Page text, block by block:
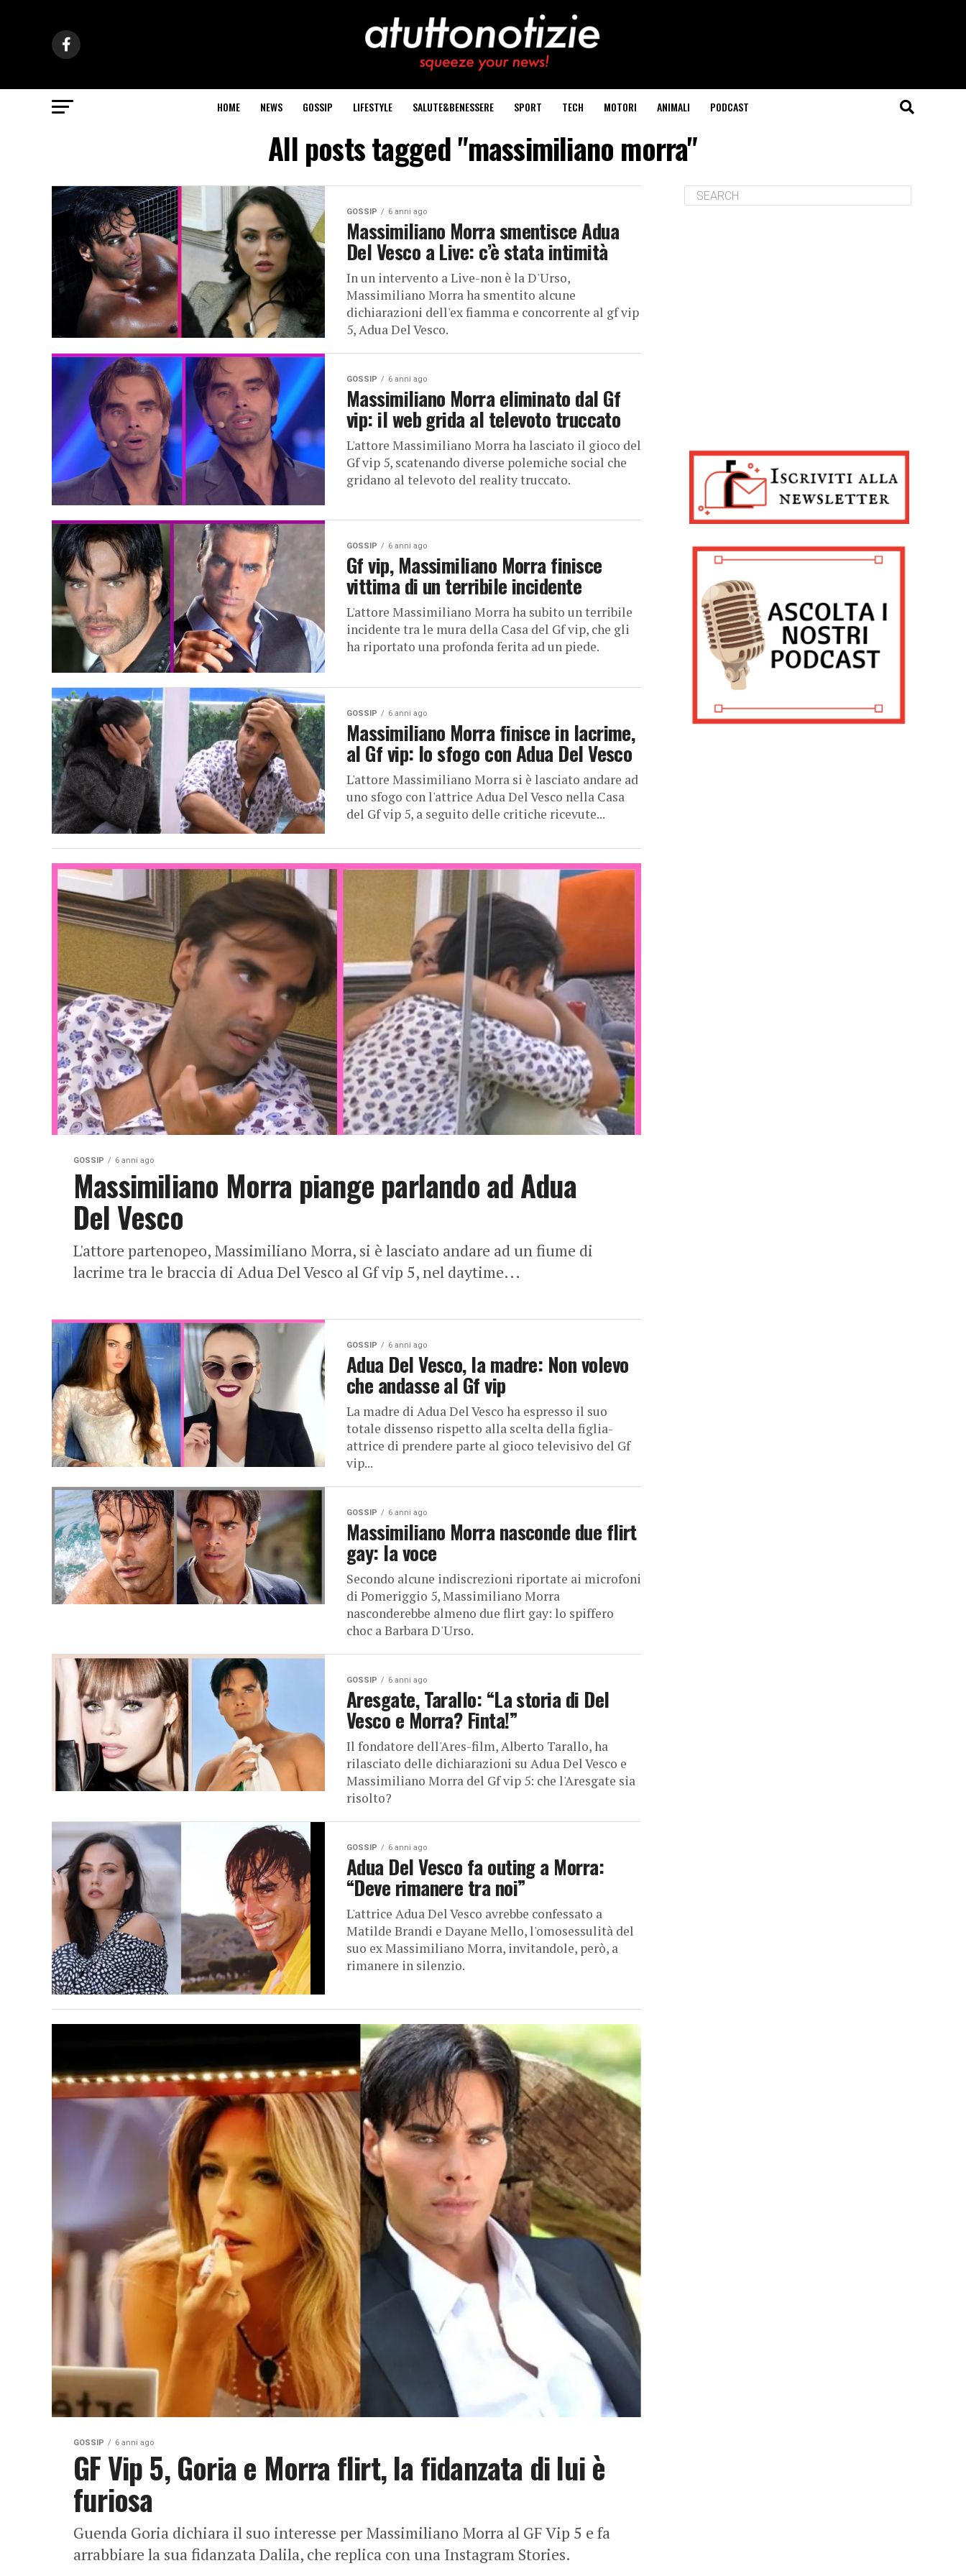
HOME NEWS GOSSIP LIFESTYLE SALUTE&BENESSERE SPORT TECH MOTORI ANIMALI PODCAST
All posts tagged "massimiliano morra"
GOSSIP 6 anni ago
Massimiliano Morra smentisce Adua
Del Vesco a Live: c’è stata intimità
In un intervento a Live-non è la D'Urso,
Massimiliano Morra ha smentito alcune
dichiarazioni dell'ex fiamma e concorrente al gf vip
5, Adua Del Vesco.
GOSSIP 6 anni ago
Massimiliano Morra eliminato dal Gf
vip: il web grida al televoto truccato
L'attore Massimiliano Morra ha lasciato il gioco del
Gf vip 5, scatenando diverse polemiche social che
gridano al televoto del reality truccato.
GOSSIP 6 anni ago
Gf vip, Massimiliano Morra finisce
vittima di un terribile incidente
L'attore Massimiliano Morra ha subito un terribile
incidente tra le mura della Casa del Gf vip, che gli
ha riportato una profonda ferita ad un piede.
GOSSIP 6 anni ago
Massimiliano Morra finisce in lacrime,
al Gf vip: lo sfogo con Adua Del Vesco
L'attore Massimiliano Morra si è lasciato andare ad
uno sfogo con l'attrice Adua Del Vesco nella Casa
del Gf vip 5, a seguito delle critiche ricevute...
GOSSIP 6 anni ago
Massimiliano Morra piange parlando ad Adua
Del Vesco
L'attore partenopeo, Massimiliano Morra, si è lasciato andare ad un fiume di
lacrime tra le braccia di Adua Del Vesco al Gf vip 5, nel daytime...
GOSSIP 6 anni ago
Adua Del Vesco, la madre: Non volevo
che andasse al Gf vip
La madre di Adua Del Vesco ha espresso il suo
totale dissenso rispetto alla scelta della figlia-
attrice di prendere parte al gioco televisivo del Gf
vip...
GOSSIP 6 anni ago
Massimiliano Morra nasconde due flirt
gay: la voce
Secondo alcune indiscrezioni riportate ai microfoni
di Pomeriggio 5, Massimiliano Morra
nasconderebbe almeno due flirt gay: lo spiffero
choc a Barbara D'Urso.
GOSSIP 6 anni ago
Aresgate, Tarallo: “La storia di Del
Vesco e Morra? Finta!”
Il fondatore dell'Ares-film, Alberto Tarallo, ha
rilasciato delle dichiarazioni su Adua Del Vesco e
Massimiliano Morra del Gf vip 5: che l'Aresgate sia
risolto?
GOSSIP 6 anni ago
Adua Del Vesco fa outing a Morra:
“Deve rimanere tra noi”
L'attrice Adua Del Vesco avrebbe confessato a
Matilde Brandi e Dayane Mello, l'omosessulità del
suo ex Massimiliano Morra, invitandole, però, a
rimanere in silenzio.
GOSSIP 6 anni ago
GF Vip 5, Goria e Morra flirt, la fidanzata di lui è
furiosa
Guenda Goria dichiara il suo interesse per Massimiliano Morra al GF Vip 5 e fa
arrabbiare la sua fidanzata Dalila, che replica con una Instagram Stories.